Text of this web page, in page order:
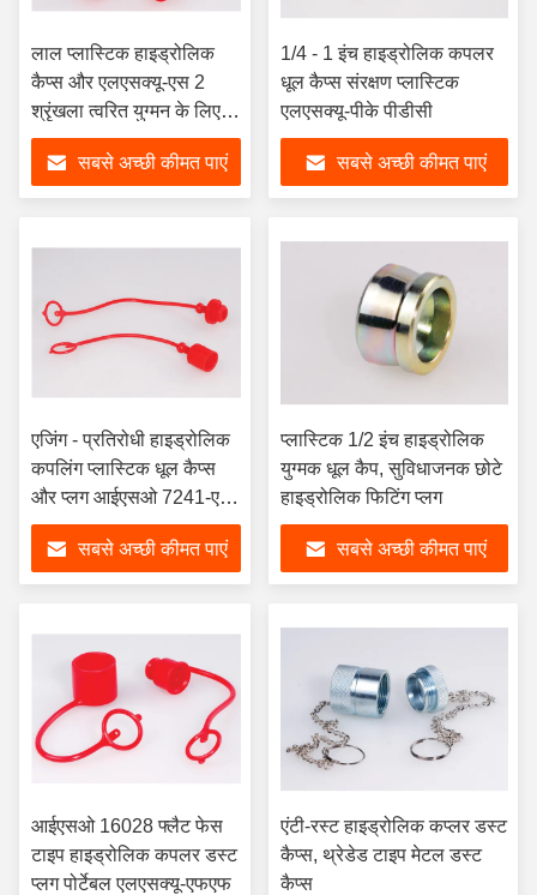
लाल प्लास्टिक हाइड्रोलिक
कैप्स और एलएसक्यू-एस 2
श्रृंखला त्वरित युग्मन के लिए
3/8 इंच आईएसओ 7241-बी
प्लग
सबसे अच्छी कीमत पाएं
1/4 - 1 इंच हाइड्रोलिक कपलर
धूल कैप्स संरक्षण प्लास्टिक
एलएसक्यू-पीके पीडीसी
सबसे अच्छी कीमत पाएं
एजिंग - प्रतिरोधी हाइड्रोलिक
कपलिंग प्लास्टिक धूल कैप्स
और प्लग आईएसओ 7241-ए
मानकA
सबसे अच्छी कीमत पाएं
प्लास्टिक 1/2 इंच हाइड्रोलिक
युग्मक धूल कैप, सुविधाजनक छोटे
हाइड्रोलिक फिटिंग प्लग
सबसे अच्छी कीमत पाएं
आईएसओ 16028 फ्लैट फेस
टाइप हाइड्रोलिक कपलर डस्ट
प्लग पोर्टेबल एलएसक्यू-एफएफ
एंटी-रस्ट हाइड्रोलिक कप्लर डस्ट
कैप्स, थ्रेडेड टाइप मेटल डस्ट
कैप्स